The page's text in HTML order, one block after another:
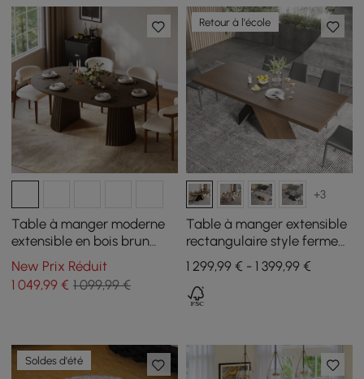
Table à manger moderne
extensible en bois brun
fumé de 47"-79" avec base
cannelée, 4-6 places
New Prix Réduit
1 049,99 € 1 099,99 €
Retour à l'école
+3
Table à manger extensible
rectangulaire style ferme
200–240 cm noyer, pour 6–
8 personnes
1 299,99 € - 1 399,99 €
Soldes d'été